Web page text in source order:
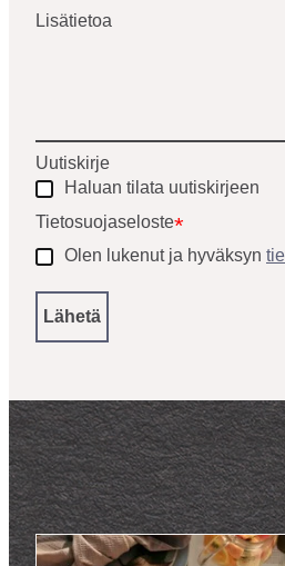
Lisätietoa
Uutiskirje
Haluan tilata uutiskirjeen
Tietosuojaseloste*
Olen lukenut ja hyväksyn